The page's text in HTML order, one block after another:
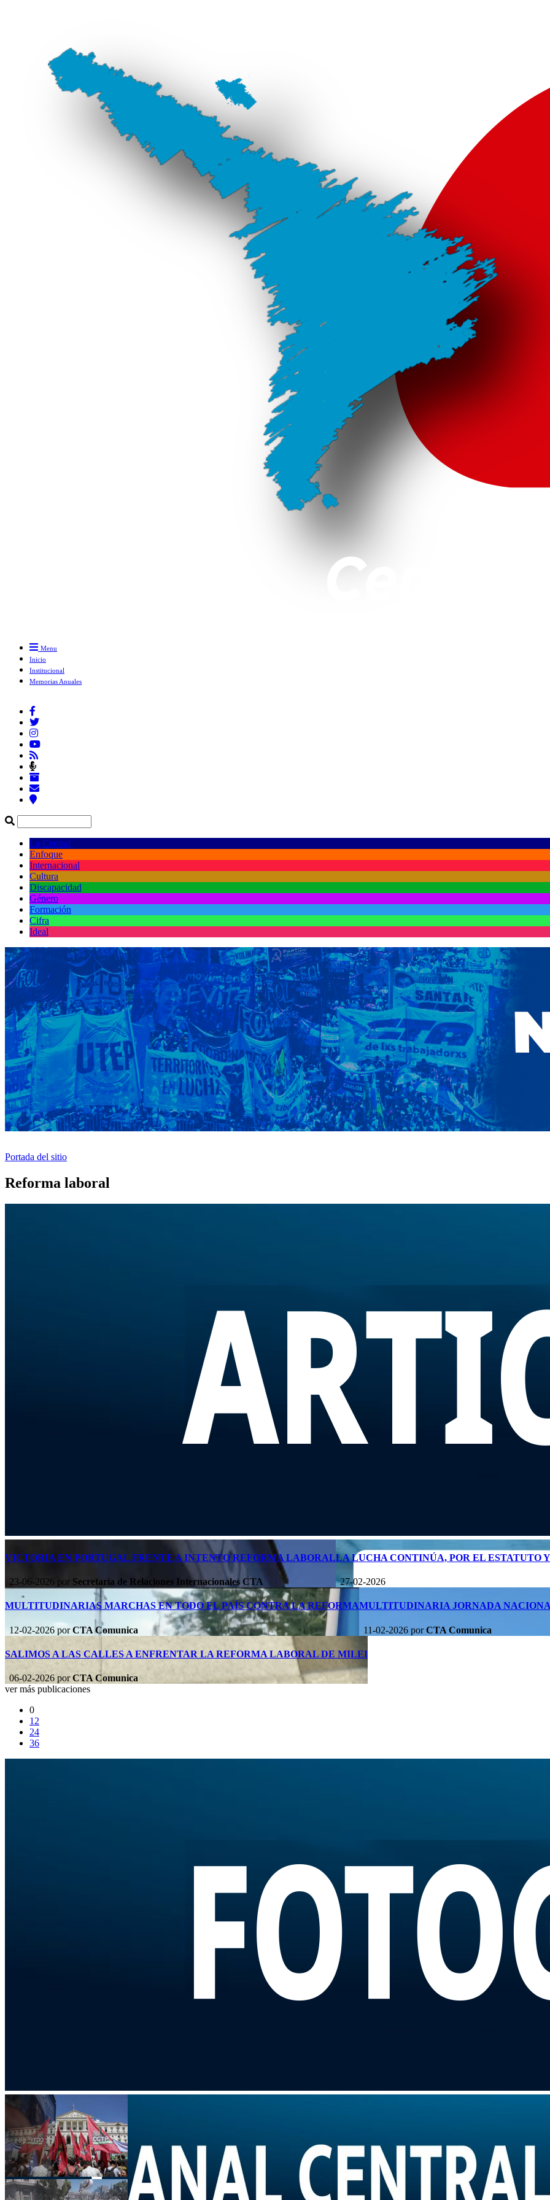
Menu
Inicio
Institucional
Memorias Anuales
La Central
Enfoque
Internacional
Cultura
Discapacidad
Género
Formación
Cifra
Ideal
Portada del sitio
Reforma laboral
VICTORIA EN PORTUGAL FRENTE A INTENTO REFORMA LABORAL
23-06-2026 por Secretaría de Relaciones Internacionales CTA
LA LUCHA CONTINÚA, POR EL ESTATUTO
27-02-2026
MULTITUDINARIAS MARCHAS EN TODO EL PAÍS CONTRA LA REFORMA
12-02-2026 porCTA Comunica
MULTITUDINARIA JORNADA
11-02-2026 porCTA Comunica
SALIMOS A LAS CALLES A ENFRENTAR LA REFORMA LABORAL DE MILEI
06-02-2026 porCTA Comunica
ver más publicaciones
0
12
24
36